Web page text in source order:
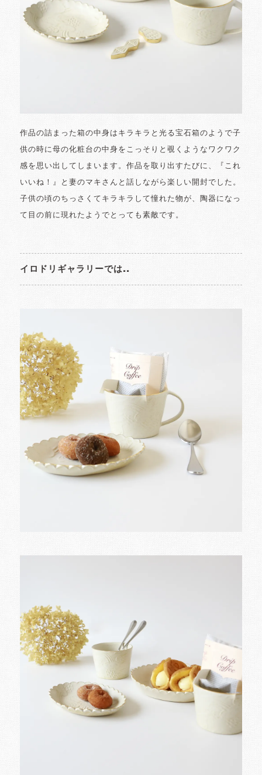
作品の詰まった箱の中身はキラキラと光る宝石箱のようで子
供の時に母の化粧台の中身をこっそりと覗くようなワクワク
感を思い出してしまいます。作品を取り出すたびに、『これ
いいね！』と妻のマキさんと話しながら楽しい開封でした。
子供の頃のちっさくてキラキラして憧れた物が、陶器になっ
て目の前に現れたようでとっても素敵です。
イロドリギャラリーでは..